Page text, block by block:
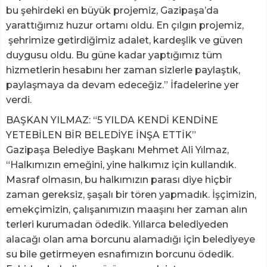
bu şehirdeki en büyük projemiz, Gazipaşa’da
yarattığımız huzur ortamı oldu. En çılgın projemiz,
şehrimize getirdiğimiz adalet, kardeşlik ve güven
duygusu oldu. Bu güne kadar yaptığımız tüm
hizmetlerin hesabını her zaman sizlerle paylaştık,
paylaşmaya da devam edeceğiz.” İfadelerine yer
verdi.
BAŞKAN YILMAZ: “5 YILDA KENDİ KENDİNE
YETEBİLEN BİR BELEDİYE İNŞA ETTİK”
Gazipaşa Belediye Başkanı Mehmet Ali Yılmaz,
“Halkımızın emeğini, yine halkımız için kullandık.
Masraf olmasın, bu halkımızın parası diye hiçbir
zaman gereksiz, şaşalı bir tören yapmadık. İşçimizin,
emekçimizin, çalışanımızın maaşını her zaman alın
terleri kurumadan ödedik. Yıllarca belediyeden
alacağı olan ama borcunu alamadığı için belediyeye
su bile getirmeyen esnafımızın borcunu ödedik.